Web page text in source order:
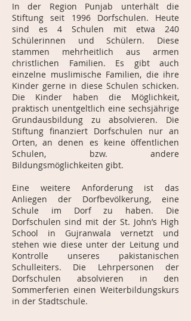
In der Region Punjab unterhält die
Stiftung seit 1996 Dorfschulen. Heute
sind es 4 Schulen mit etwa 240
Schülerinnen und Schülern. Diese
stammen mehrheitlich aus armen
christlichen Familien. Es gibt auch
einzelne muslimische Familien, die ihre
Kinder gerne in diese Schulen schicken.
Die Kinder haben die Möglichkeit,
praktisch unentgeltlich eine sechsjährige
Grundausbildung zu absolvieren. Die
Stiftung finanziert Dorfschulen nur an
Orten, an denen es keine öffentlichen
Schulen, bzw. andere
Bildungsmöglichkeiten gibt.
Eine weitere Anforderung ist das
Anliegen der Dorfbevölkerung, eine
Schule im Dorf zu haben. Die
Dorfschulen sind mit der St. John’s High
School in Gujranwala vernetzt und
stehen wie diese unter der Leitung und
Kontrolle unseres pakistanischen
Schulleiters. Die Lehrpersonen der
Dorfschulen absolvieren in den
Sommerferien einen Weiterbildungskurs
in der Stadtschule.